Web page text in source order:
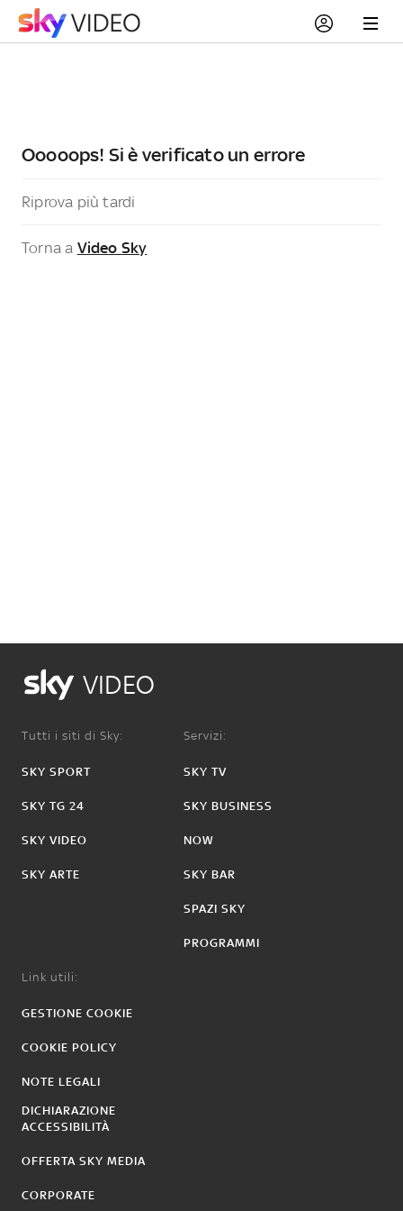
Ooooops! Si è verificato un errore
Riprova più tardi
Torna a Video Sky
VIDEO
Tutti i siti di Sky:
SKY SPORT
SKY TG 24
SKY VIDEO
SKY ARTE
Servizi:
SKY TV
SKY BUSINESS
NOW
SKY BAR
SPAZI SKY
PROGRAMMI
Link utili:
GESTIONE COOKIE
COOKIE POLICY
NOTE LEGALI
DICHIARAZIONE
ACCESSIBILITÀ
OFFERTA SKY MEDIA
CORPORATE